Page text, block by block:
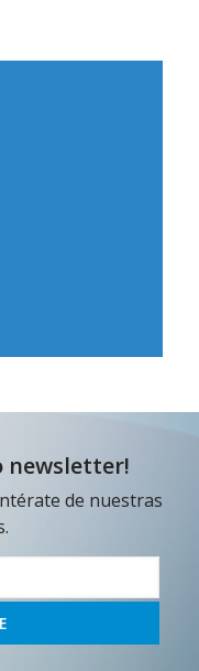
newsletter!
de nuestras